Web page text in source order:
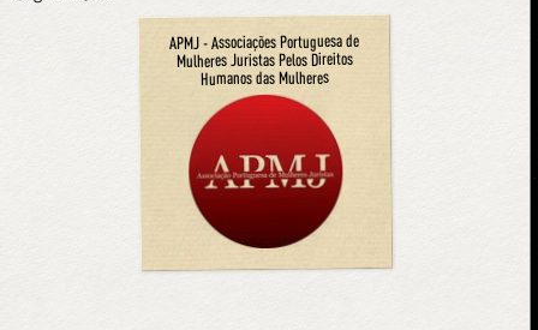
APMJ - Associações Portuguesa de
Mulheres Juristas Pelos Direitos
Humanos das Mulheres